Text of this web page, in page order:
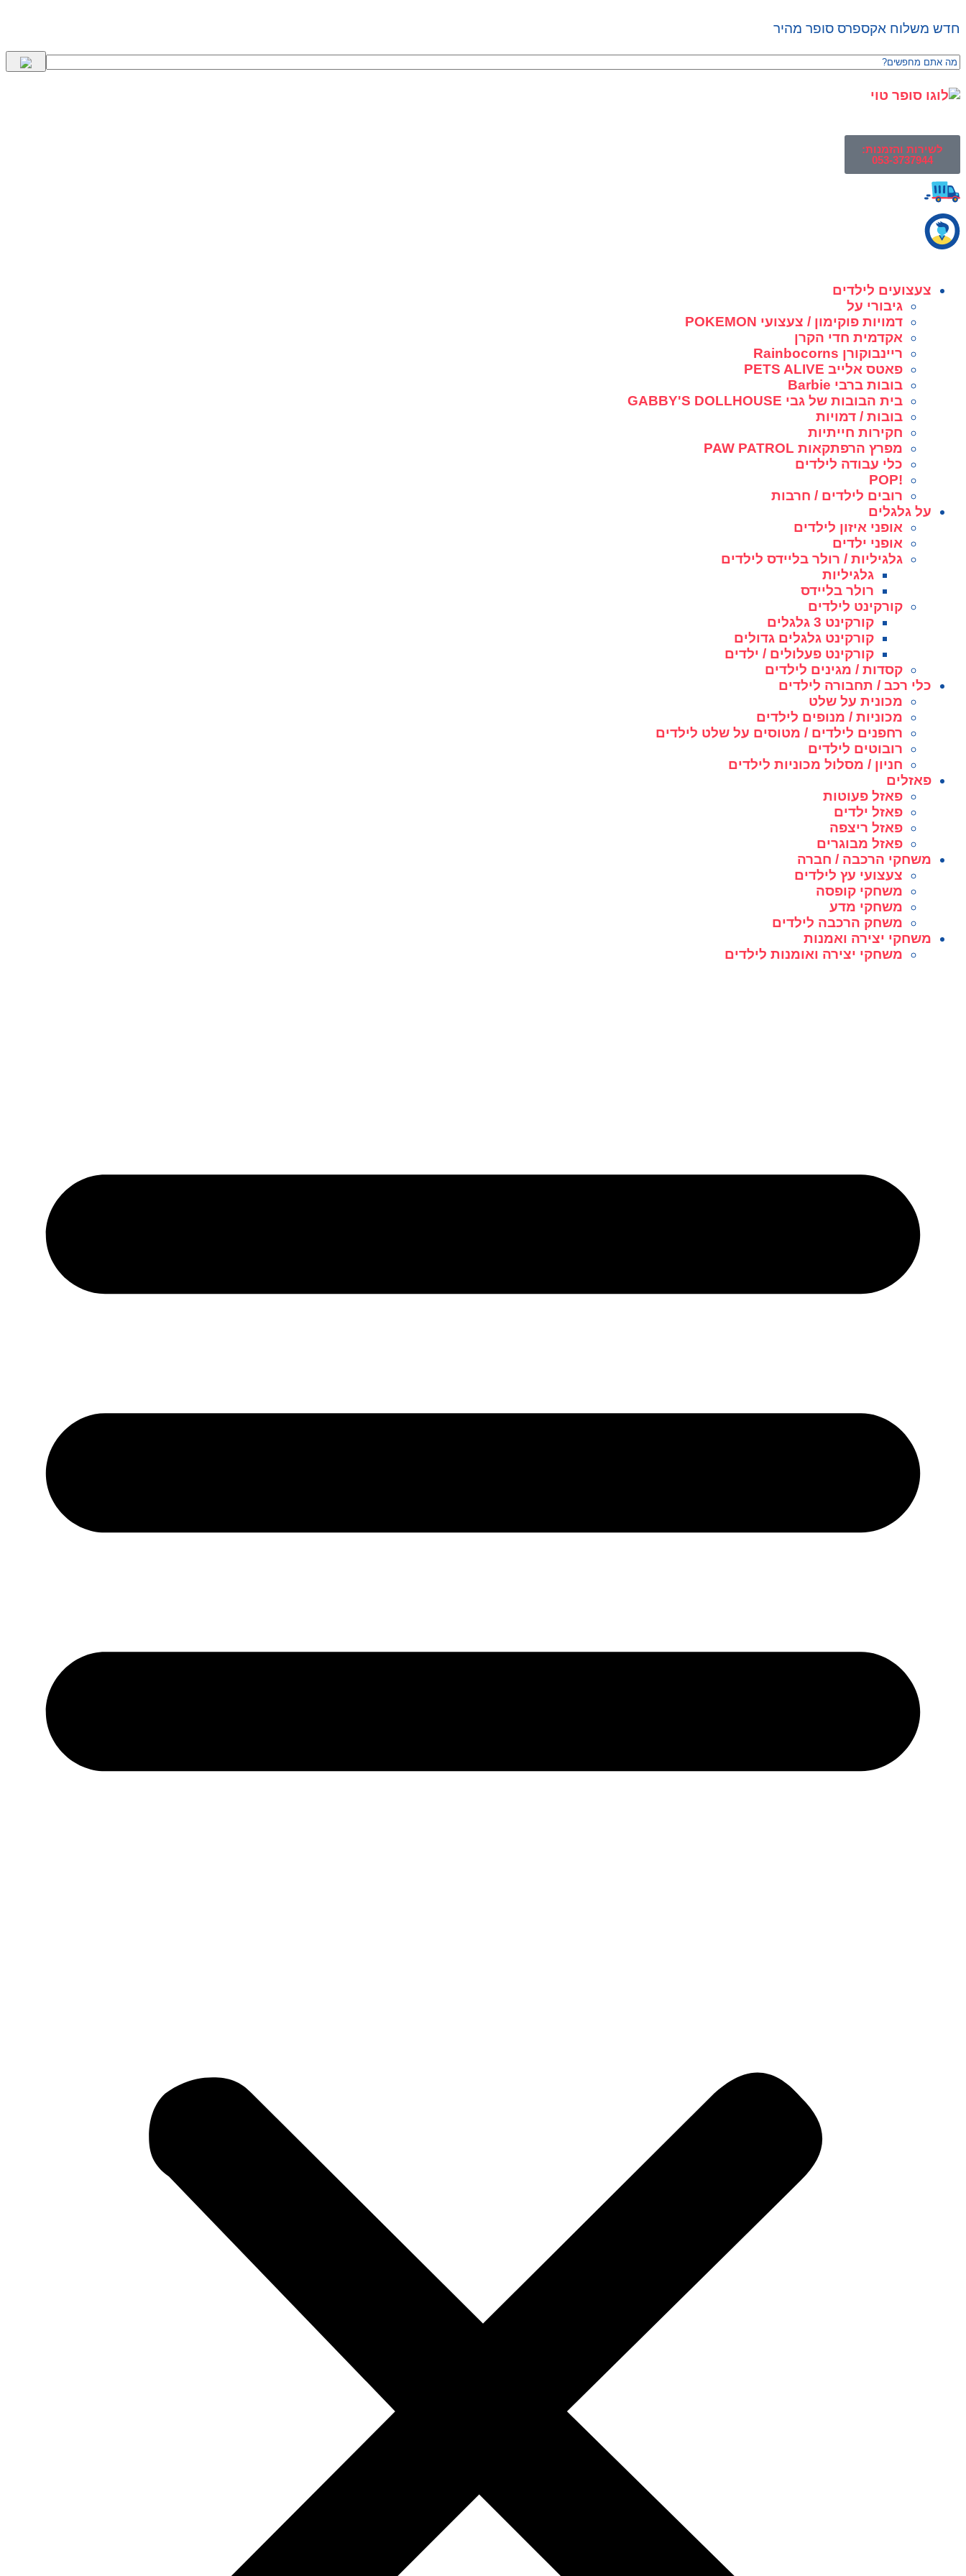
חדש משלוח אקספרס סופר מהיר
לשירות והזמנות:
053-3737944
צעצועים לילדים
גיבורי על
דמויות פוקימון / צעצועי POKEMON
אקדמית חדי הקרן
ריינבוקורן Rainbocorns
פאטס אלייב PETS ALIVE
בובות ברבי Barbie
בית הבובות של גבי GABBY'S DOLLHOUSE
בובות / דמויות
חקירות חייתיות
מפרץ הרפתקאות PAW PATROL
כלי עבודה לילדים
!POP
רובים לילדים / חרבות
על גלגלים
אופני איזון לילדים
אופני ילדים
גלגיליות / רולר בליידס לילדים
גלגיליות
רולר בליידס
קורקינט לילדים
קורקינט 3 גלגלים
קורקינט גלגלים גדולים
קורקינט פעלולים / ילדים
קסדות / מגינים לילדים
כלי רכב / תחבורה לילדים
מכונית על שלט
מכוניות / מנופים לילדים
רחפנים לילדים / מטוסים על שלט לילדים
רובוטים לילדים
חניון / מסלול מכוניות לילדים
פאזלים
פאזל פעוטות
פאזל ילדים
פאזל ריצפה
פאזל מבוגרים
משחקי הרכבה / חברה
צעצועי עץ לילדים
משחקי קופסה
משחקי מדע
משחק הרכבה לילדים
משחקי יצירה ואמנות
משחקי יצירה ואומנות לילדים